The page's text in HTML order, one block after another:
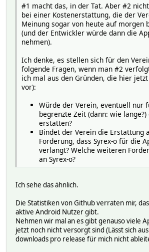
#1 macht das, in der Tat. Aber #2
bei einer Kostenerstattung, die der
Meinung sogar von heute auf morgen
(und der Entwickler würde dann die
nehmen).
Ich denke, es stellen sich für den
folgende Fragen, wenn man #2
ich mal aus den Gründen, die hier
vor):
Würde der Verein, eventuell nur
begrenzte Zeit (dann: wie lange?)
erstatten?
Bindet der Verein die Erstattung
Forderung, dass Syrex-o für die
verlangt? Welche weiteren
an Syrex-o?
Ich sehe das ähnlich.
Die Statistiken von Github verraten mir,
aktive Android Nutzer gibt.
Nehmen wir mal an es gibt genauso viele
jetzt noch nicht versorgt sind (Lässt sich
downloads pro release für mich nicht